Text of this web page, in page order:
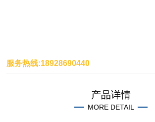
服务热线:18928690440
产品详情
MORE DETAIL